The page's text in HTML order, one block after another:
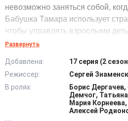
невозможно заняться собой,
Бабушка Тамара использует
чтобы управлять взрослыми
Василиса сталкиваются с
грустят и мечтают о любви. А
ребенок с диагнозом
просто сидеть, и всем
чтобы мальчик не навредил себе
квартире. Спасаясь от
Развернуть
Добавлена:
17 серия (2
Режиссер:
Сергей
В ролях:
Борис
Демчог,
Мария
Алексей